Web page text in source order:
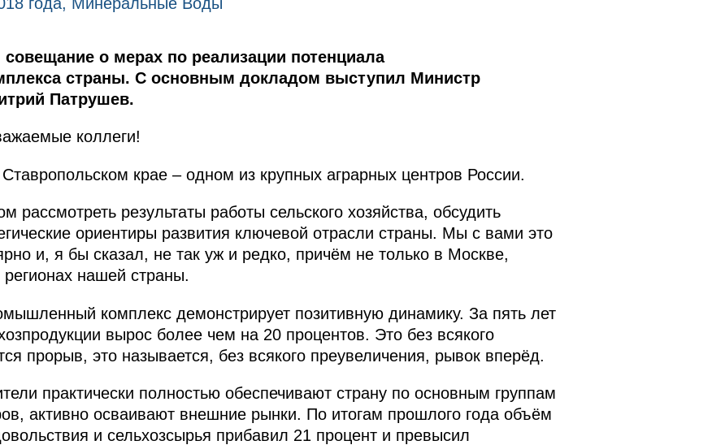
о мерах по реализации потенциала
страны. С основным докладом выступил Министр
Патрушев.
коллеги!
крае – одном из крупных аграрных центров России.
рассмотреть результаты работы сельского хозяйства, обсудить
ориентиры развития ключевой отрасли страны. Мы с вами это
и, я бы сказал, не так уж и редко, причём не только в Москве,
нашей страны.
комплекс демонстрирует позитивную динамику. За пять лет
вырос более чем на 20 процентов. Это без всякого
прорыв, это называется, без всякого преувеличения, рывок вперёд.
практически полностью обеспечивают страну по основным группам
активно осваивают внешние рынки. По итогам прошлого года объём
и сельхозсырья прибавил 21 процент и превысил